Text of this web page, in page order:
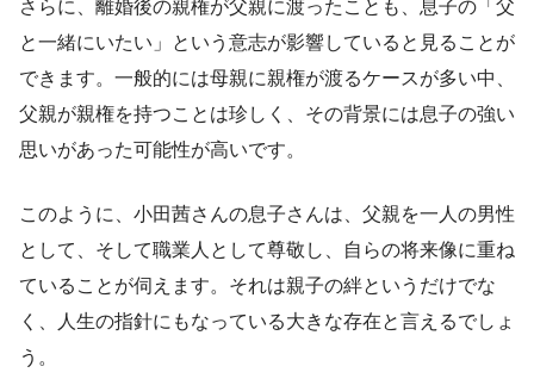
さらに、離婚後の親権が父親に渡ったことも、息子の「父
と一緒にいたい」という意志が影響していると見ることが
できます。一般的には母親に親権が渡るケースが多い中、
父親が親権を持つことは珍しく、その背景には息子の強い
思いがあった可能性が高いです。
このように、小田茜さんの息子さんは、父親を一人の男性
として、そして職業人として尊敬し、自らの将来像に重ね
ていることが伺えます。それは親子の絆というだけでな
く、人生の指針にもなっている大きな存在と言えるでしょ
う。